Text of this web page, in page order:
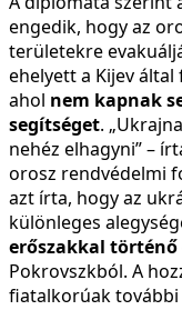
engedik, hogy az
területekre
ehelyett a Kijev
ahol nem kapnak
segítséget.
nehéz elhagyni” –
orosz rendvédelmi
azt írta, hogy az
különleges
erőszakkal történő
Pokrovszkból. A
fiatalkorúak